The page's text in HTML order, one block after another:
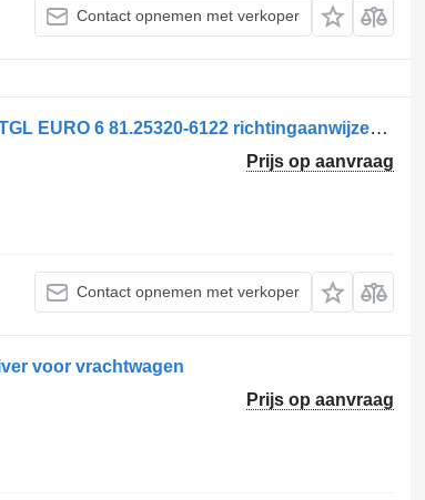
Contact opnemen met verkoper
MAN KNIPERLICHT RECHTS EN LINKS TGM TGL EURO 6 81.25320-6122 richtingaanwijzer voor vrachtwagen
Prijs op aanvraag
Contact opnemen met verkoper
voor vrachtwagen
Prijs op aanvraag